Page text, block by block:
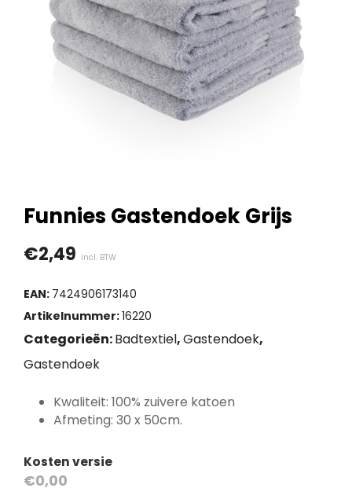
Funnies Gastendoek Grijs
€2,49 incl. BTW
EAN: 7424906173140
Artikelnummer:16220
Categorieën:Badtextiel,Gastendoek,
Gastendoek
Kwaliteit: 100% zuivere katoen
Afmeting: 30 x 50cm.
Kosten versie
€0,00